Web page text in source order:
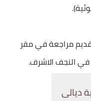
مراجعة في مقر
في النجف الاشرف.
ديالى